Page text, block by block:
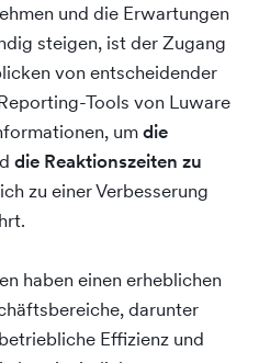
und die Erwartungen
steigen, ist der Zugang
von entscheidender
Tools von Luware
umdie
die Reaktionszeiten zu
zu einer Verbesserung
haben einen erheblichen
darunter
Effizienz und